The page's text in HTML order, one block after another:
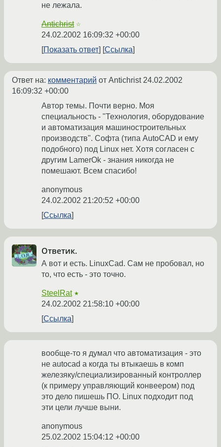
не лежала.
Antichrist ☆
24.02.2002 16:09:32 +00:00
Показать ответ
Ссылка
Ответ на: комментарий от Antichrist 24.02.2002
16:09:32 +00:00
Автор темы. Почти верно. Моя
специальность - "Технология, оборудование
и автоматизация машиностроительных
производств". Софта (типа AutoCAD и ему
подобного) под Linux нет. Хотя согласен с
другим LamerOk - знания никогда не
помешают. Всем спасибо!
anonymous
24.02.2002 21:20:52 +00:00
Ссылка
Ответик.
А вот и есть. LinuxCad. Сам не пробовал, но
то, что есть - это точно.
SteelRat ★
24.02.2002 21:58:10 +00:00
Ссылка
вообще-то я думал что автоматизация - это
не autocad а когда ты втыкаешь в комп
железяку/специализированный контроллер
(к примеру управляющий конвеером) под
это дело пишешь ПО. Linux подходит под
эти цели лучше выни.
anonymous
25.02.2002 15:04:12 +00:00